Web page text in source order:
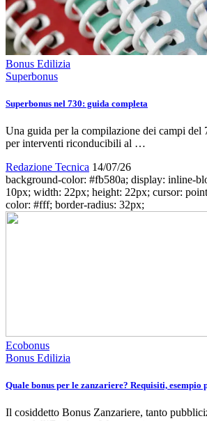
Bonus Edilizia
Superbonus
Superbonus nel 730: guida completa
Una guida per la compilazione dei campi del
per interventi riconducibili al …
Redazione Tecnica 14/07/26
background-color: #fb580a; display: inline-
10px; width: 22px; height: 22px; cursor:
color: #fff; border-radius: 32px;
Ecobonus
Bonus Edilizia
Quale bonus per le zanzariere? Requisiti,
Il cosiddetto Bonus Zanzariere, tanto